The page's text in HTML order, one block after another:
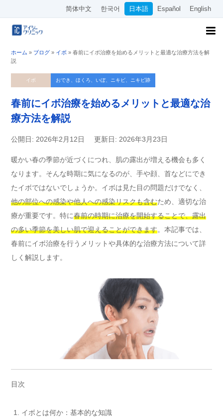
简体中文 한국어 日本語 Español English
ホーム » ブログ » イボ » 春前にイボ治療を始めるメリットと最適な治療方法を解
説
イボ おでき、ほくろ、いぼ、ニキビ、ニキビ跡
春前にイボ治療を始めるメリットと最適な治
療方法を解説
公開日: 2026年2月12日 更新日: 2026年3月23日
暖かい春の季節が近づくにつれ、肌の露出が増える機会も多く
なります。そんな時期に気になるのが、手や顔、首などにでき
たイボではないでしょうか。イボは見た目の問題だけでなく、
他の部位への感染や他人への感染リスクも含むため、適切な治
療が重要です。特に春前の時期に治療を開始することで、露出
の多い季節を美しい肌で迎えることができます。本記事では、
春前にイボ治療を行うメリットや具体的な治療方法について詳
しく解説します。
目次
イボとは何か：基本的な知識